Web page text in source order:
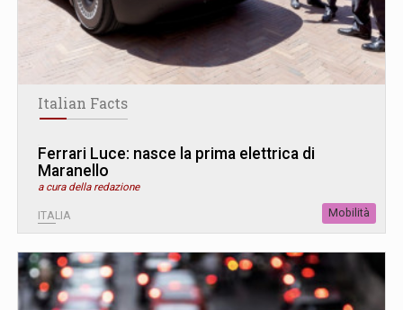
Italian Facts
Ferrari Luce: nasce la prima elettrica di
Maranello
a cura della redazione
ITALIA Mobilità